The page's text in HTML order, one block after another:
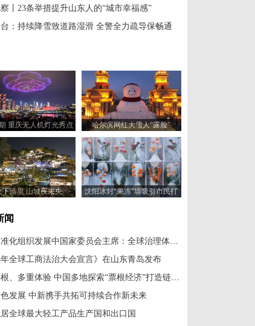
丨23条举措提升山东人的“城市幸福感”
：持续降雪致道路湿滑 全警全力疏导保畅通
重庆无人机灯光秀点
亮绚丽夜空
哈尔滨网红大雪人“露脸”
下浩里 山城夜未央
沈阳冰封“果冻”墙吸引市民打
闻
国际标准化组织发展中国家委员会主席：全球治理体系改革应共建共享
年全球工商法治大会宣言》在山东青岛发布
一张票根、多重体验 中国多地探索“票根经济”打造链式消费新场景
发展 中新携手共拓可持续合作新未来
全球最大轻工产品生产国和出口国